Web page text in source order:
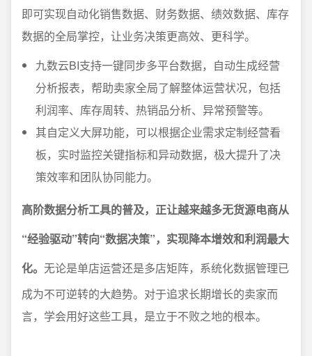
即可实现自动化销售数据、财务数据、绩效数据、库存
数据的全局掌控，让业务决策更高效、更科学。
九数云BI支持一键同步多平台数据，自动生成经营
分析报表，帮助卖家全局了解整体运营状况，包括
利润率、库存周转、热销品分析、异常预警等。
其自定义大屏功能，可以根据企业需求定制经营看
板，实时监控关键指标和异动数据，极大提升了决
策效率和团队协同能力。
高阶数据分析工具的普及，正让越来越多无货源电商从
“经验驱动”转向“数据决策”，实现降本增效和利润最大
化。 无论是单店运营还是多店矩阵，系统化数据管理已
成为不可逆转的大趋势。对于追求长期增长的卖家而
言，学会用好这些工具，是立于不败之地的根本。